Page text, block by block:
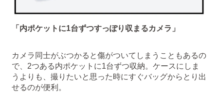
「内ポケットに1台ずつすっぽり収まるカメラ」
カメラ同士がぶつかると傷がついてしまうこともあるの
で、2つある内ポケットに1台ずつ収納。ケースにしま
うよりも、撮りたいと思った時にすぐバッグからとり出
せるのが便利。